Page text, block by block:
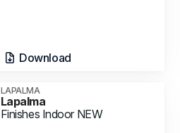
Download
LAPALMA
Lapalma
Finishes Indoor NEW